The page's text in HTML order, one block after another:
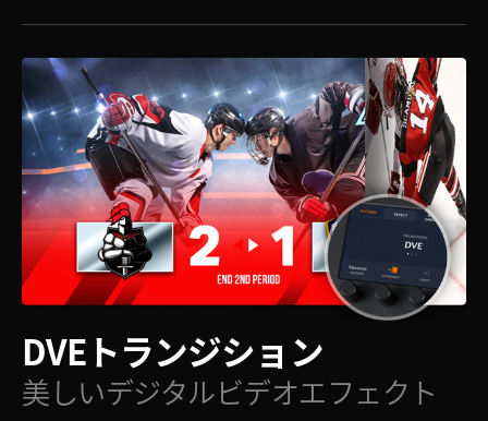
DVEトランジション
美しいデジタルビデオエフェクト